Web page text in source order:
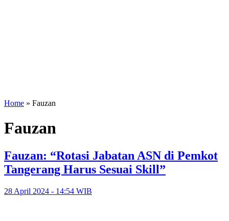
Home » Fauzan
Fauzan
Fauzan: “Rotasi Jabatan ASN di Pemkot
Tangerang Harus Sesuai Skill”
28 April 2024 - 14:54 WIB